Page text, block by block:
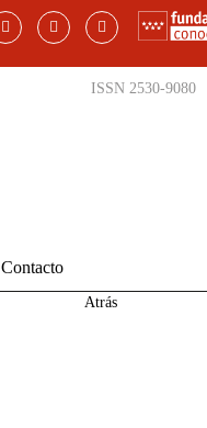
ISSN 2530-9080
Contacto
Atrás